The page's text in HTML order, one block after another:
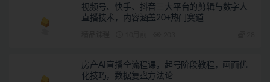
视频号、快手、抖音三大平台的剪辑与数字人
直播技术，内容涵盖20+热门赛道
房产AI直播全流程课，起号阶段教程，画面优
化技巧，数据复盘方法论